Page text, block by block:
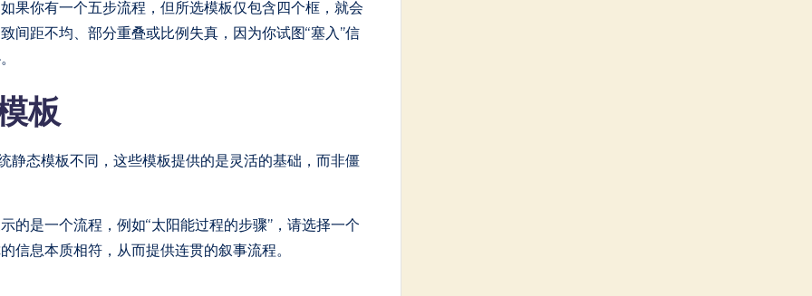
果你有一个五步流程，但所选模板仅包含四个框，就会
间距不均、部分重叠或比例失真，因为你试图“塞入”信
板
静态模板不同，这些模板提供的是灵活的基础，而非僵
的是一个流程，例如“太阳能过程的步骤”，请选择一个
信息本质相符，从而提供连贯的叙事流程。